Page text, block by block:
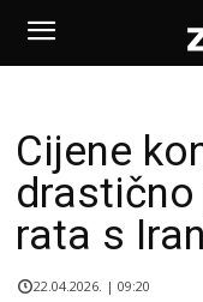
Cijene
rata s
22.04.2026. | 09:20